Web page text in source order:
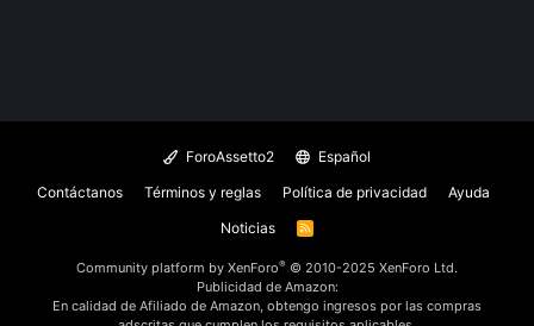
ForoAssetto2
Español
Contáctanos
Términos y reglas Política de privacidad
Ayuda
Noticias
R
Community platform by XenForo® © 2010-2025 XenForo Ltd.
Publicidad de Amazon:
En calidad de Afiliado de Amazon, obtengo ingresos por las compras